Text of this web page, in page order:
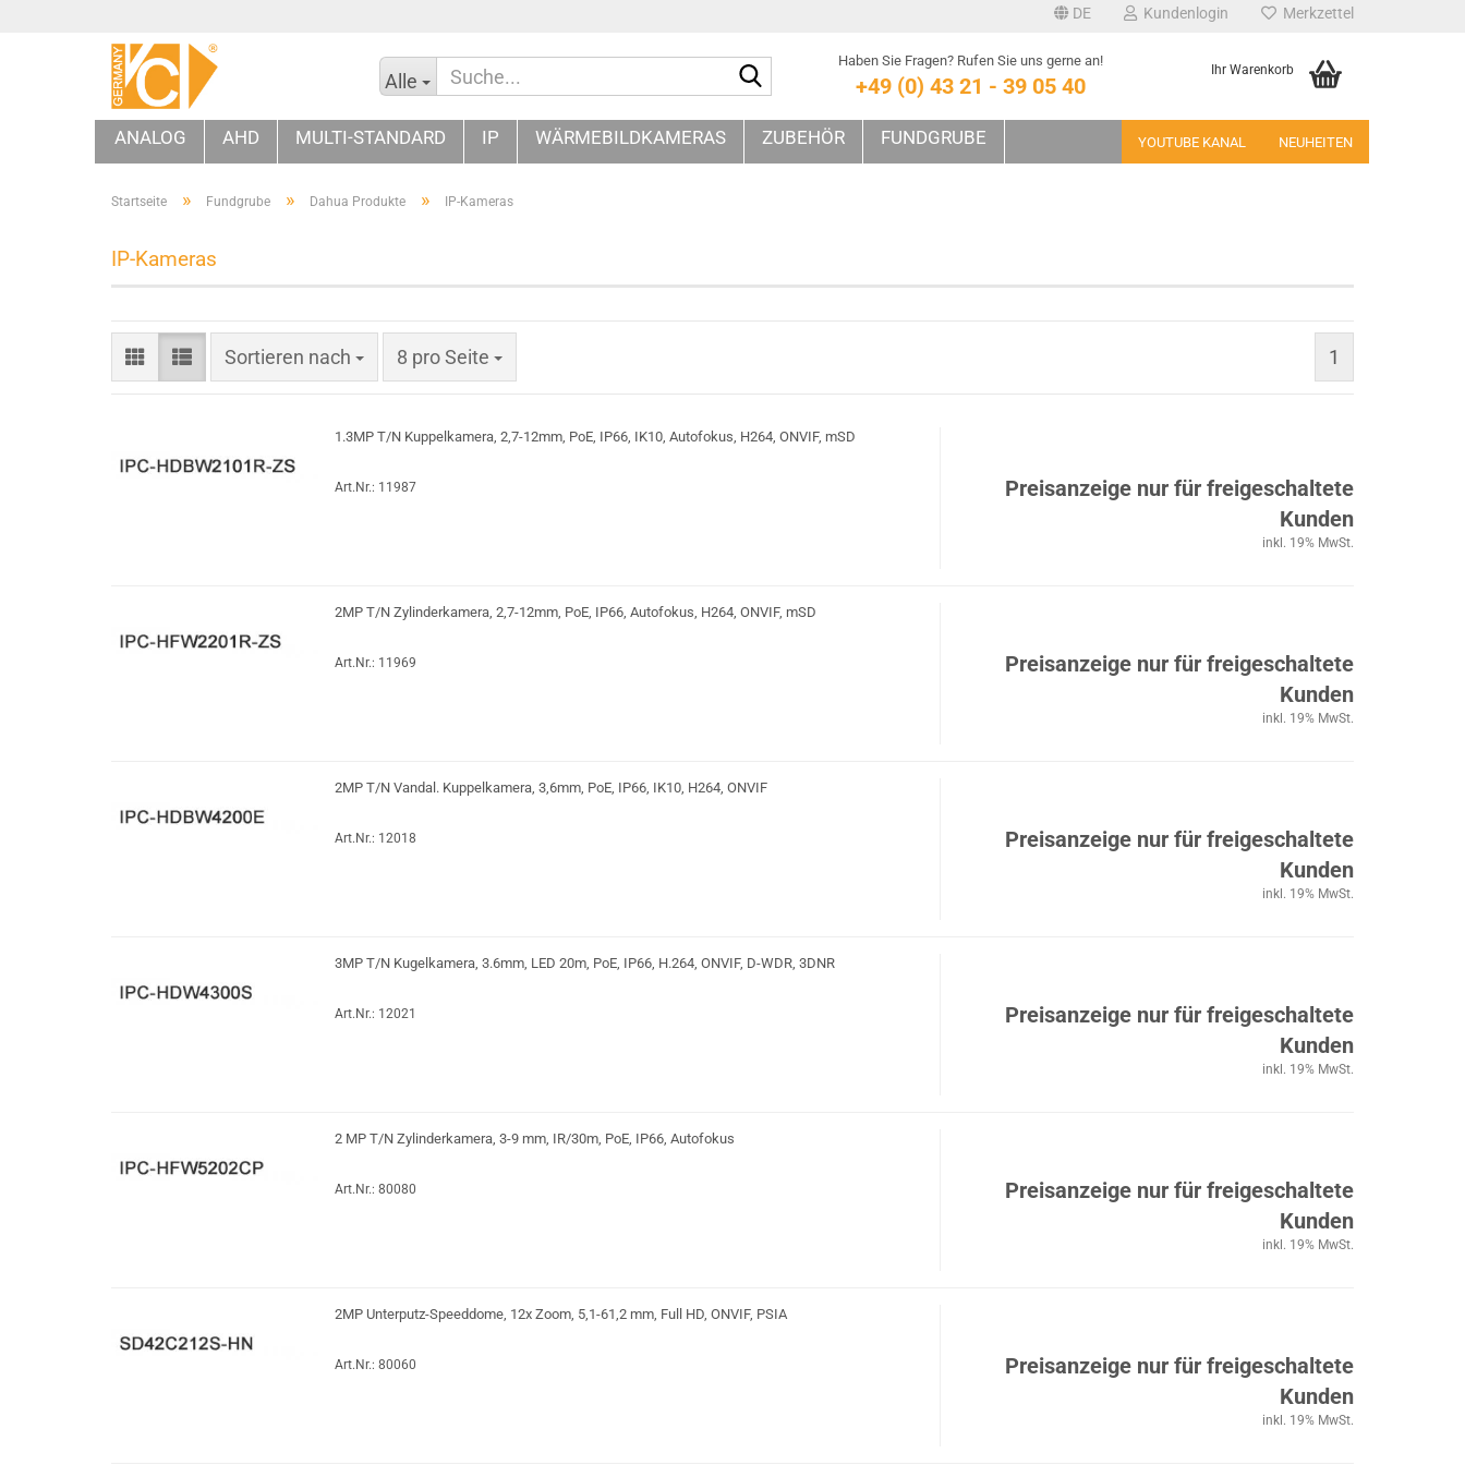
DE Kundenlogin Merkzettel
Alle
Suche...Haben Sie Fragen? Rufen Sie uns gerne an!
+49 (0) 43 21 - 39 05 40
Ihr Warenkorb
ANALOG AHD MULTI-STANDARD IP WÄRMEBILDKAMERAS ZUBEHÖR FUNDGRUBE YOUTUBE KANAL NEUHEITEN
Startseite » Fundgrube » Dahua Produkte » IP-Kameras
IP-Kameras
Sortieren nach
Sortieren nach 8 pro Seite
pro Seite 1
1.3MP T/N Kuppelkamera, 2,7-12mm, PoE, IP66, IK10, Autofokus, H264, ONVIF, mSD
Art.Nr.: 11987
Preisanzeige nur für freigeschaltete
Kunden
inkl. 19% MwSt.
2MP T/N Zylinderkamera, 2,7-12mm, PoE, IP66, Autofokus, H264, ONVIF, mSD
Art.Nr.: 11969
Preisanzeige nur für freigeschaltete
Kunden
inkl. 19% MwSt.
2MP T/N Vandal. Kuppelkamera, 3,6mm, PoE, IP66, IK10, H264, ONVIF
Art.Nr.: 12018
Preisanzeige nur für freigeschaltete
Kunden
inkl. 19% MwSt.
3MP T/N Kugelkamera, 3.6mm, LED 20m, PoE, IP66, H.264, ONVIF, D-WDR, 3DNR
Art.Nr.: 12021
Preisanzeige nur für freigeschaltete
Kunden
inkl. 19% MwSt.
2 MP T/N Zylinderkamera, 3-9 mm, IR/30m, PoE, IP66, Autofokus
Art.Nr.: 80080
Preisanzeige nur für freigeschaltete
Kunden
inkl. 19% MwSt.
2MP Unterputz-Speeddome, 12x Zoom, 5,1-61,2 mm, Full HD, ONVIF, PSIA
Art.Nr.: 80060
Preisanzeige nur für freigeschaltete
Kunden
inkl. 19% MwSt.